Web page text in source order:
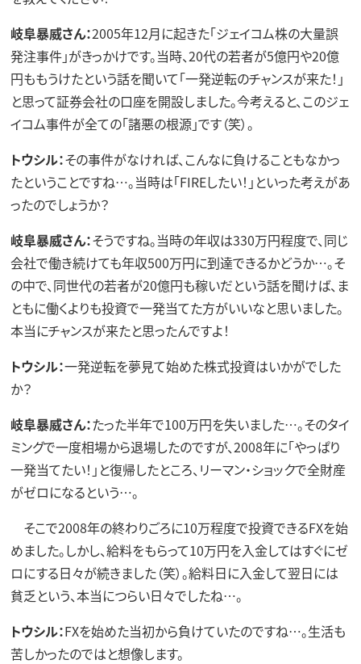
岐阜暴威さん：2005年12月に起きた「ジェイコム株の大量誤
発注事件」がきっかけです。当時、20代の若者が5億円や20億
円ももうけたという話を聞いて「一発逆転のチャンスが来た！」
と思って証券会社の口座を開設しました。今考えると、このジェ
イコム事件が全ての「諸悪の根源」です（笑）。
トウシル：その事件がなければ、こんなに負けることもなかっ
たということですね…。当時は「FIREしたい！」といった考えがあ
ったのでしょうか？
岐阜暴威さん：そうですね。当時の年収は330万円程度で、同じ
会社で働き続けても年収500万円に到達できるかどうか…。そ
の中で、同世代の若者が20億円も稼いだという話を聞けば、ま
ともに働くよりも投資で一発当てた方がいいなと思いました。
本当にチャンスが来たと思ったんですよ！
トウシル：一発逆転を夢見て始めた株式投資はいかがでした
か？
岐阜暴威さん：たった半年で100万円を失いました…。そのタイ
ミングで一度相場から退場したのですが、2008年に「やっぱり
一発当てたい！」と復帰したところ、リーマン・ショックで全財産
がゼロになるという…。
そこで2008年の終わりごろに10万程度で投資できるFXを始
めました。しかし、給料をもらって10万円を入金してはすぐにゼ
ロにする日々が続きました（笑）。給料日に入金して翌日には
貧乏という、本当につらい日々でしたね…。
トウシル：FXを始めた当初から負けていたのですね…。生活も
苦しかったのではと想像します。